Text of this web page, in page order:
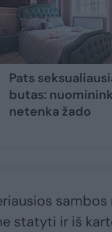
Pats
butas:
netenka žado
statyti ir iš